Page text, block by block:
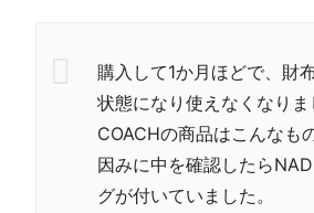
購入して1か月ほどで、財
状態になり使えなくなりま
COACHの商品はこんなも
因みに中を確認したら
グが付いていました。